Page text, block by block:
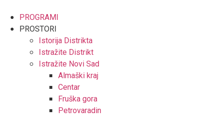
PROGRAMI
PROSTORI
Istorija Distrikta
Istražite Distrikt
Istražite Novi Sad
Almaški kraj
Centar
Fruška gora
Petrovaradin